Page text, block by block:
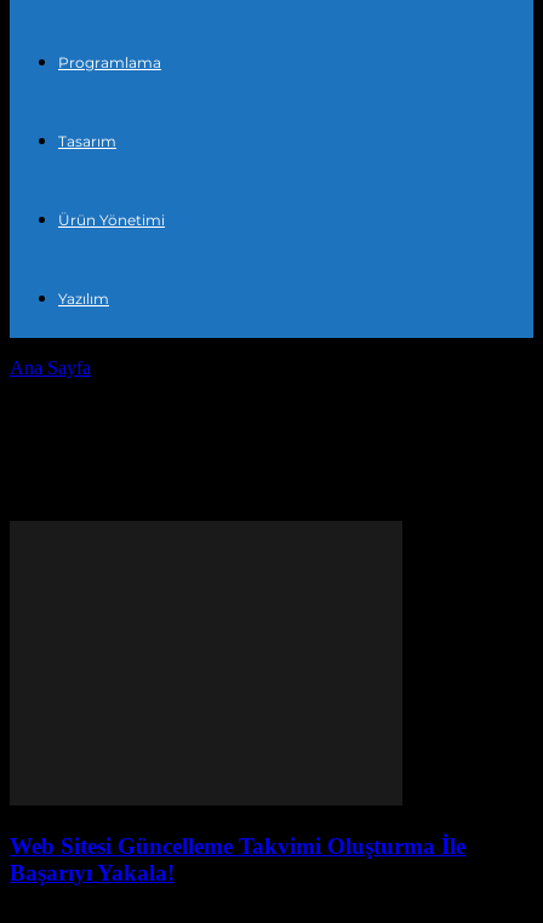
Programlama
Tasarım
Ürün Yönetimi
Yazılım
Ana Sayfa
Web Sitesi Güncelleme Takvimi Oluşturma İle
Başarıyı Yakala!